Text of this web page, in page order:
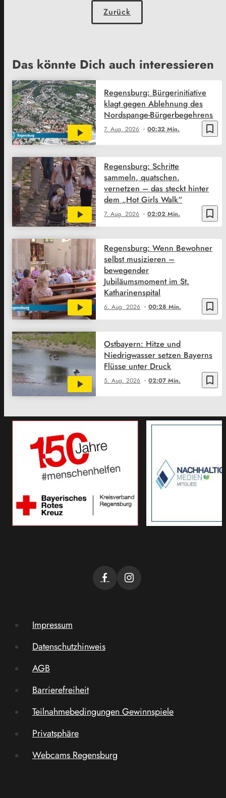
Zurück
Das könnte Dich auch interessieren
bookmark_border
7. Aug. 2026 00:32 Min.
Regensburg: Bürgerinitiative
klagt gegen Ablehnung des
Nordspange-Bürgerbegehrens
bookmark_border
7. Aug. 2026 02:02 Min.
Regensburg: Schritte
sammeln, quatschen,
vernetzen – das steckt hinter
dem „Hot Girls Walk“
bookmark_border
6. Aug. 2026 00:28 Min.
Regensburg: Wenn Bewohner
selbst musizieren –
bewegender
Jubiläumsmoment im St.
Katharinenspital
bookmark_border
5. Aug. 2026 02:07 Min.
Ostbayern: Hitze und
Niedrigwasser setzen Bayerns
Flüsse unter Druck
Impressum
Datenschutzhinweis
AGB
Barrierefreiheit
Teilnahmebedingungen Gewinnspiele
Privatsphäre
Webcams Regensburg